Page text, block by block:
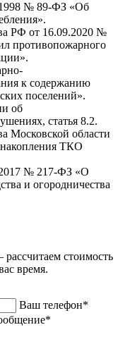
№ 89-ФЗ «Об
РФ от 16.09.2020 №
противопожарного
к содержанию
поселений».
об
статья 8.2.
Московской области
ТКО
№ 217-ФЗ «О
и огородничества
стоимость
время.
Ваш телефон*